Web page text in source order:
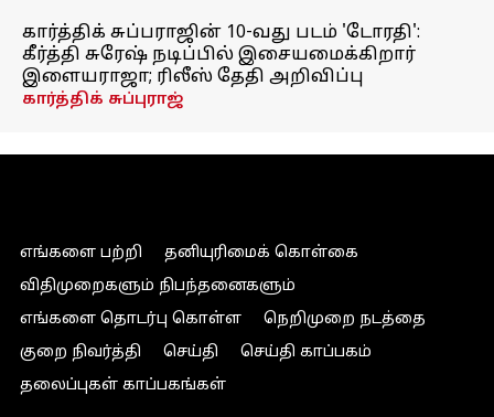
கார்த்திக் சுப்பராஜின் 10-வது படம் 'டோரதி':
கீர்த்தி சுரேஷ் நடிப்பில் இசையமைக்கிறார்
இளையராஜா; ரிலீஸ் தேதி அறிவிப்பு
கார்த்திக் சுப்புராஜ்
எங்களை பற்றி
தனியுரிமைக் கொள்கை
விதிமுறைகளும் நிபந்தனைகளும்
எங்களை தொடர்பு கொள்ள
நெறிமுறை நடத்தை
குறை நிவர்த்தி
செய்தி
செய்தி காப்பகம்
தலைப்புகள் காப்பகங்கள்